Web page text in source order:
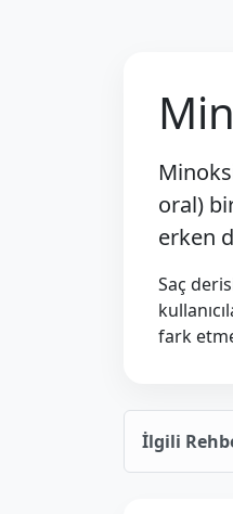
oral)
erken
Saç
fark
İlgili